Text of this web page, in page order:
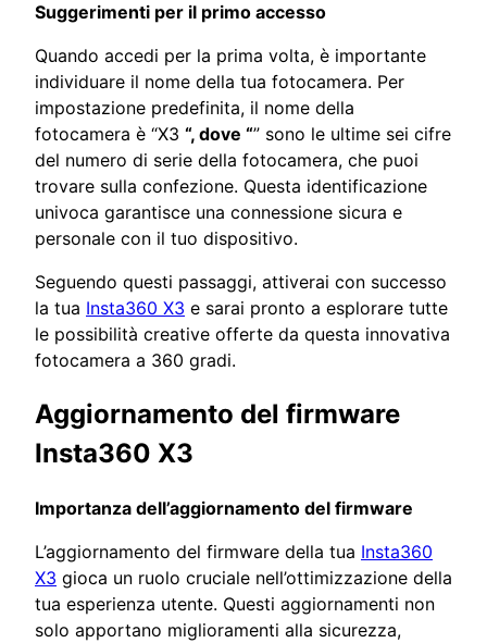
Suggerimenti per il primo accesso
Quando accedi per la prima volta, è importante
individuare il nome della tua fotocamera. Per
impostazione predefinita, il nome della
fotocamera è “X3 “, dove “” sono le ultime sei cifre
del numero di serie della fotocamera, che puoi
trovare sulla confezione. Questa identificazione
univoca garantisce una connessione sicura e
personale con il tuo dispositivo.
Seguendo questi passaggi, attiverai con successo
la tua Insta360 X3 e sarai pronto a esplorare tutte
le possibilità creative offerte da questa innovativa
fotocamera a 360 gradi.
Aggiornamento del firmware
Insta360 X3
Importanza dell’aggiornamento del firmware
L’aggiornamento del firmware della tua Insta360
X3 gioca un ruolo cruciale nell’ottimizzazione della
tua esperienza utente. Questi aggiornamenti non
solo apportano miglioramenti alla sicurezza,